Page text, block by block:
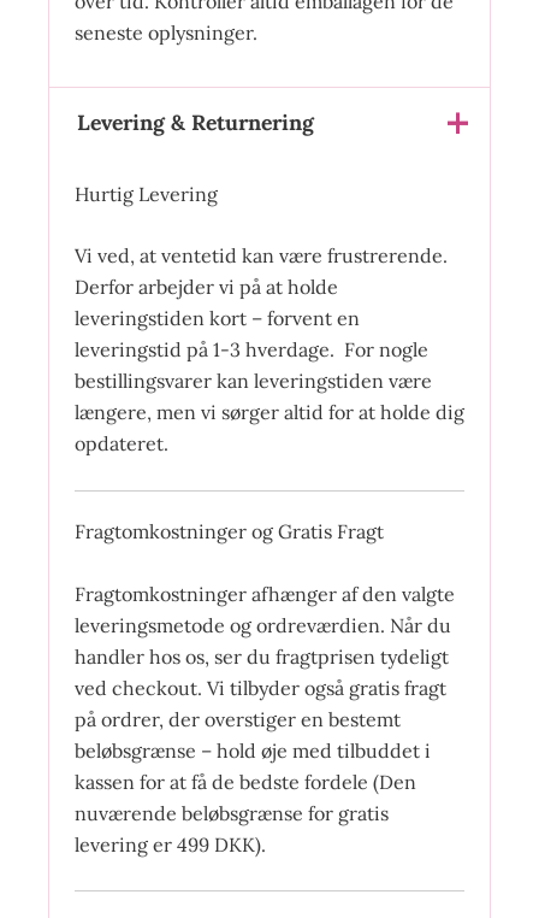
seneste oplysninger.
Levering & Returnering
Hurtig Levering
Vi ved, at ventetid kan være frustrerende.
Derfor arbejder vi på at holde
leveringstiden kort – forvent en
leveringstid på 1-3 hverdage. For nogle
bestillingsvarer kan leveringstiden være
længere, men vi sørger altid for at holde dig
opdateret.
Fragtomkostninger og Gratis Fragt
Fragtomkostninger afhænger af den valgte
leveringsmetode og ordreværdien. Når du
handler hos os, ser du fragtprisen tydeligt
ved checkout. Vi tilbyder også gratis fragt
på ordrer, der overstiger en bestemt
beløbsgrænse – hold øje med tilbuddet i
kassen for at få de bedste fordele (Den
nuværende beløbsgrænse for gratis
levering er 499 DKK).